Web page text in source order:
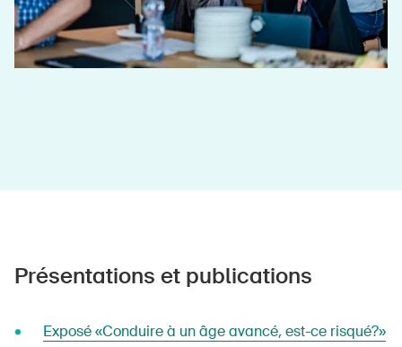
Présentations et publications
Exposé «Conduire à un âge avancé, est-ce risqué?»